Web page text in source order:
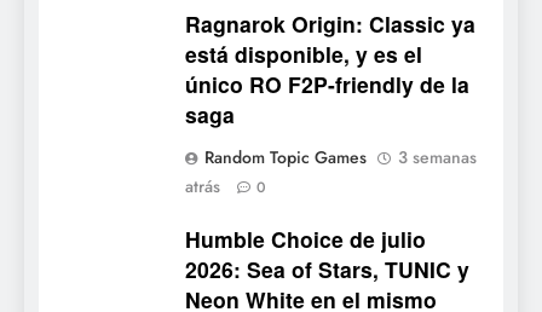
Ragnarok Origin: Classic ya
está disponible, y es el
único RO F2P-friendly de la
saga
Random Topic Games
3 semanas
atrás
0
Humble Choice de julio
2026: Sea of Stars, TUNIC y
Neon White en el mismo
Mistbound: Guild Wars
tendrá su primer CCG digital
para PC y móviles
NOTICIAS DE VIDEOJUEGOS
ya tiene fecha: Capcom
lanza demo gratuita y abre
reservas
NOTICIAS DE VIDEOJUEGOS